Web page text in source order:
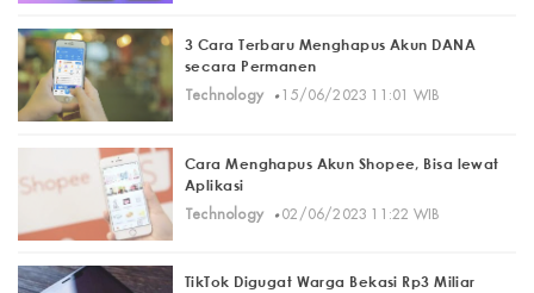
3 Cara Terbaru Menghapus Akun DANA
secara Permanen
Technology
· 15/06/2023 11:01 WIB
Cara Menghapus Akun Shopee, Bisa lewat
Aplikasi
Technology
· 02/06/2023 11:22 WIB
TikTok Digugat Warga Bekasi Rp3 Miliar